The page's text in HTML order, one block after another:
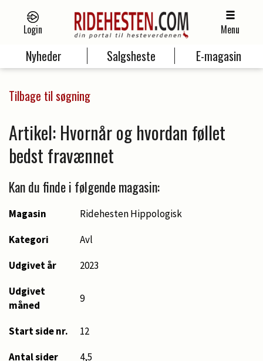
Login Menu
Nyheder Salgsheste E-magasin
Tilbage til søgning
Artikel: Hvornår og hvordan føllet
bedst fravænnet
Kan du finde i følgende magasin:
Magasin
Ridehesten Hippologisk
Kategori
Avl
Udgivet år
2023
Udgivet
måned
9
Start side nr.
12
Antal sider
4,5